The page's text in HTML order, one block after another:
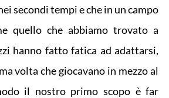
secondi tempi e che in un campo
quello che abbiamo trovato a
hanno fatto fatica ad adattarsi,
volta che giocavano in mezzo al
il nostro primo scopo è far